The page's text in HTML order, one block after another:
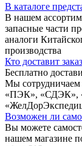
В каталоге
В нашем
запасные части
аналоги
производства
Кто доставит
Бесплатно
Мы
«ПЭК», «СДЭК»,
Возможен ли
Вы можете
нашем магазине